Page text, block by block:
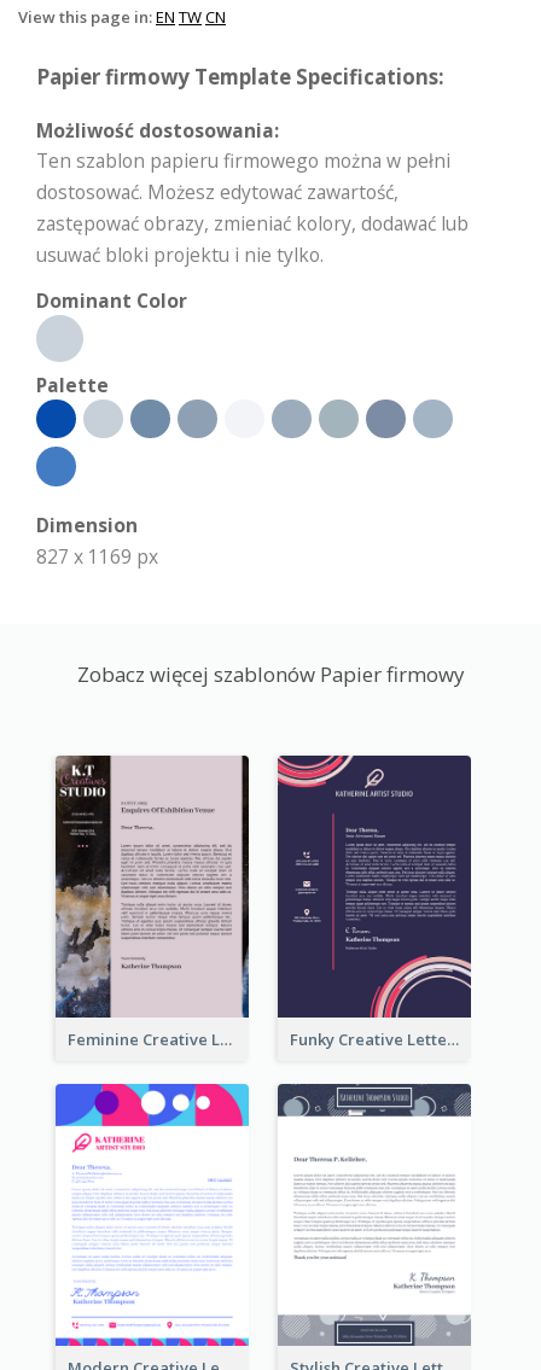
View this page in:EN TWCN
Papier firmowy Template Specifications:
Możliwość dostosowania:
Ten szablon papieru firmowego można w pełni
dostosować. Możesz edytować zawartość,
zastępować obrazy, zmieniać kolory, dodawać lub
usuwać bloki projektu i nie tylko.
Dominant Color
Palette
Dimension
827 x 1169 px
Zobacz więcej szablonów Papier firmowy
Feminine Creative Letterhead Funky Creative Letterhead